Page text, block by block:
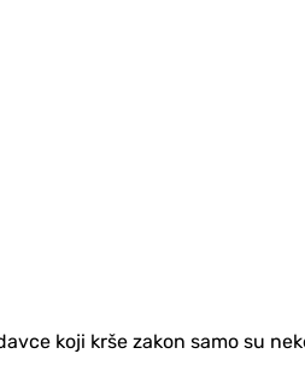
koji krše zakon samo su